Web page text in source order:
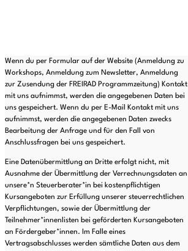
Wenn du per Formular auf der Website (Anmeldung zu
Workshops, Anmeldung zum Newsletter, Anmeldung
zur Zusendung der FREIRAD Programmzeitung) Kontakt
mit uns aufnimmst, werden die angegebenen Daten bei
uns gespeichert. Wenn du per E-Mail Kontakt mit uns
aufnimmst, werden die angegebenen Daten zwecks
Bearbeitung der Anfrage und für den Fall von
Anschlussfragen bei uns gespeichert.
Eine Datenübermittlung an Dritte erfolgt nicht, mit
Ausnahme der Übermittlung der Verrechnungsdaten an
unsere*n Steuerberater*in bei kostenpflichtigen
Kursangeboten zur Erfüllung unserer steuerrechtlichen
Verpflichtungen, sowie der Übermittlung der
Teilnehmer*innenlisten bei geförderten Kursangeboten
an Fördergeber*innen. Im Falle eines
Vertragsabschlusses werden sämtliche Daten aus dem